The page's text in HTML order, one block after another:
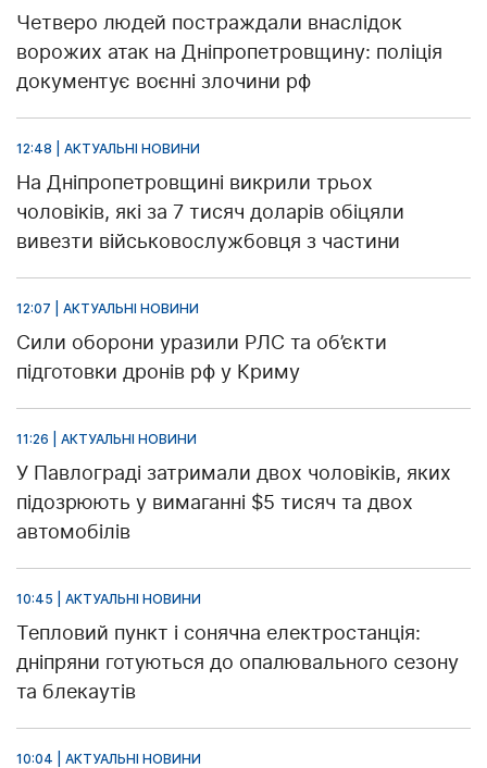
Четверо людей постраждали внаслідок
ворожих атак на Дніпропетровщину: поліція
документує воєнні злочини рф
12:48 | АКТУАЛЬНІ НОВИНИ
На Дніпропетровщині викрили трьох
чоловіків, які за 7 тисяч доларів обіцяли
вивезти військовослужбовця з частини
12:07 | АКТУАЛЬНІ НОВИНИ
Сили оборони уразили РЛС та об’єкти
підготовки дронів рф у Криму
11:26 | АКТУАЛЬНІ НОВИНИ
У Павлограді затримали двох чоловіків, яких
підозрюють у вимаганні $5 тисяч та двох
автомобілів
10:45 | АКТУАЛЬНІ НОВИНИ
Тепловий пункт і сонячна електростанція:
дніпряни готуються до опалювального сезону
та блекаутів
10:04 | АКТУАЛЬНІ НОВИНИ